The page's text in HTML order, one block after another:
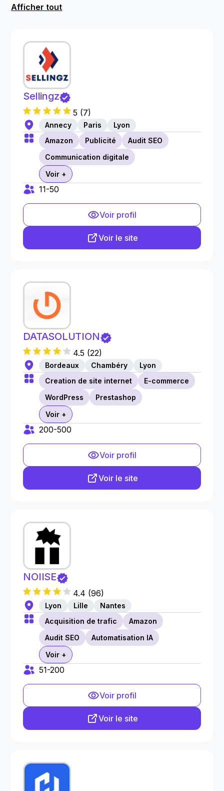
Afficher tout
Sellingz
5 (7)
Annecy Paris
Lyon
Amazon
Publicité
Audit SEO
Communication digitale
Voir +
11-50
Voir profil
Voir le site
DATASOLUTION
4.5 (22)
Bordeaux Chambéry
Lyon
Creation de site internet
E-commerce
WordPress
Prestashop
Voir +
200-500
Voir profil
Voir le site
NOIISE
4.4 (96)
Lyon Lille
Nantes
Acquisition de trafic
Amazon
Audit SEO
Automatisation IA
Voir +
51-200
Voir profil
Voir le site